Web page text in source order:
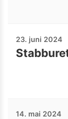
23. juni 2024
14. mai 2024